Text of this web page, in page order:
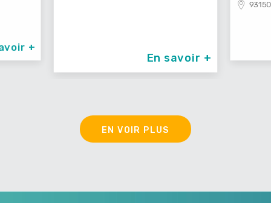
+
En savoir +
93150 Le
EN VOIR PLUS